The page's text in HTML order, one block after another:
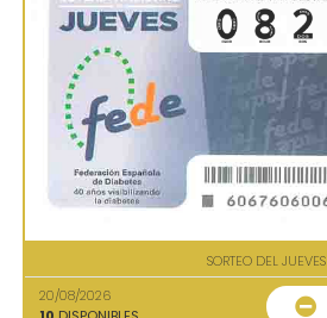
SORTEO DEL JUEVES
20/08/2026